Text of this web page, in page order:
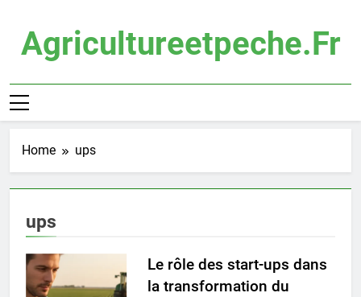
contentAgricultureetpeche.fr
Home ups
ups
Le rôle des start-ups dans
la transformation du